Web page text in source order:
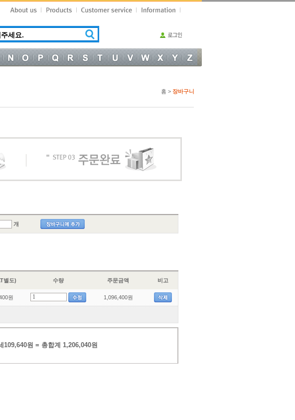
홈 > 장바구니
개
별도) 수량 주문금액 비고
원 1,096,400원
109,640원 = 총합계 1,206,040원